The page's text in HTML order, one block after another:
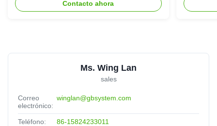
Contacto ahora
Ms. Wing Lan
sales
Correo
electrónico:
winglan@gbsystem.com
Teléfono: 86-15824233011